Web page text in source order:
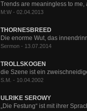
Trends are meaningless to me,
M:W - 02.04.2013
THORNESBREED
Die enorme Wut, das
Sermon - 13.07.2014
TROLLSKOGEN
die Szene ist ein
S.M. - 10.04.2002
ULRIKE SEROWY
„Die Festung“ ist mit ihrer